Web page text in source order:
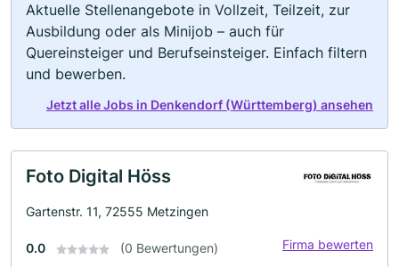
Aktuelle Stellenangebote in Vollzeit, Teilzeit, zur
Ausbildung oder als Minijob – auch für
Quereinsteiger und Berufseinsteiger. Einfach filtern
und bewerben.
Jetzt alle Jobs in Denkendorf (Württemberg) ansehen
Foto Digital Höss
Gartenstr. 11, 72555 Metzingen
0.0 (0 Bewertungen) Firma bewerten